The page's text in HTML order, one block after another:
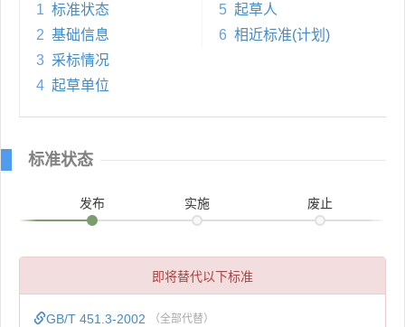
1 标准状态
2 基础信息
3 采标情况
4 起草单位
5 起草人
6 相近标准(计划)
标准状态
发布 实施 废止
即将替代以下标准
GB/T 451.3-2002 （全部代替）